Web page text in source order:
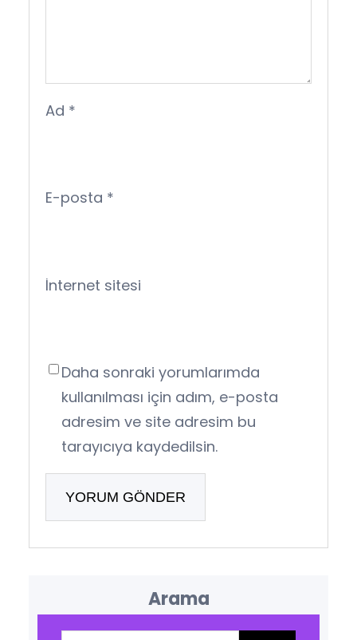
Ad *
E-posta *
İnternet sitesi
Daha sonraki yorumlarımda
kullanılması için adım, e-posta
adresim ve site adresim bu
tarayıcıya kaydedilsin.
Arama
Ara